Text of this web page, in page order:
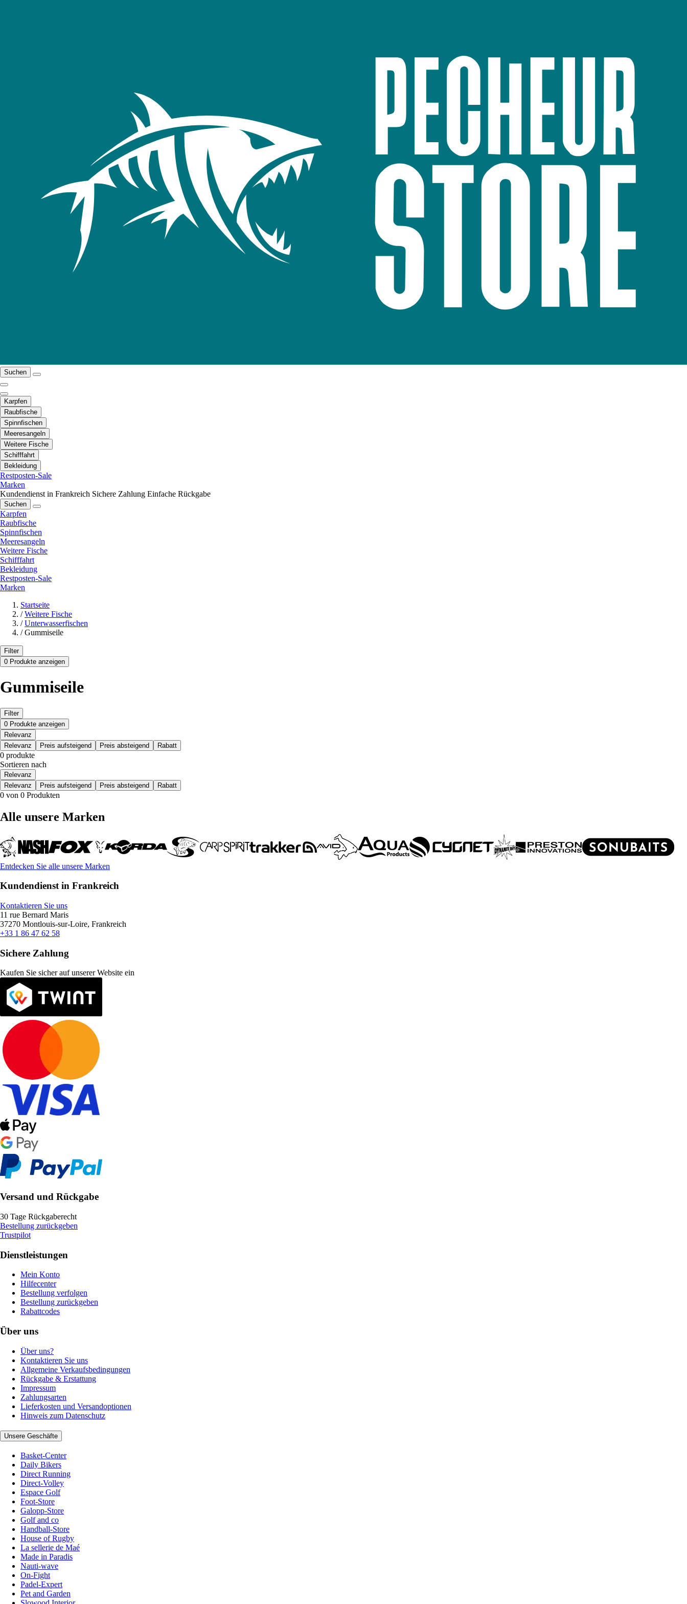
Suchen
Karpfen
Raubfische
Spinnfischen
Meeresangeln
Weitere Fische
Schifffahrt
Bekleidung
Restposten-Sale
Marken
Kundendienst in Frankreich Sichere Zahlung Einfache Rückgabe
Suchen
Karpfen
Raubfische
Spinnfischen
Meeresangeln
Weitere Fische
Schifffahrt
Bekleidung
Restposten-Sale
Marken
Startseite
/ Weitere Fische
/ Unterwasserfischen
/ Gummiseile
Filter
0 Produkte anzeigen
Gummiseile
Filter
0 Produkte anzeigen
Relevanz
Relevanz
Preis aufsteigend Preis absteigend Rabatt
0 produkte
Sortieren nach
Relevanz
Relevanz
Preis aufsteigend Preis absteigend Rabatt
0 von 0 Produkten
Alle unsere Marken
Entdecken Sie alle unsere Marken
Kundendienst in Frankreich
Kontaktieren Sie uns
11 rue Bernard Maris
37270 Montlouis-sur-Loire, Frankreich
+33 1 86 47 62 58
Sichere Zahlung
Kaufen Sie sicher auf unserer Website ein
Versand und Rückgabe
30 Tage Rückgaberecht
Bestellung zurückgeben
Trustpilot
Dienstleistungen
Mein Konto
Hilfecenter
Bestellung verfolgen
Bestellung zurückgeben
Rabattcodes
Über uns
Über uns?
Kontaktieren Sie uns
Allgemeine Verkaufsbedingungen
Rückgabe & Erstattung
Impressum
Zahlungsarten
Lieferkosten und Versandoptionen
Hinweis zum Datenschutz
Unsere Geschäfte
Basket-Center
Daily Bikers
Direct Running
Direct-Volley
Espace Golf
Foot-Store
Galopp-Store
Golf and co
Handball-Store
House of Rugby
La sellerie de Maé
Made in Paradis
Nauti-wave
On-Fight
Padel-Expert
Pet and Garden